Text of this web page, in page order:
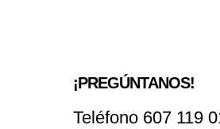
¡PREGÚNTANOS!
Teléfono 607 119